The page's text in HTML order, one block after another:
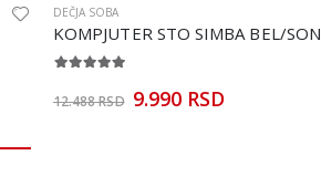
DEČJA SOBA
KOMPJUTER STO SIMBA BEL/SON
12.488 RSD 9.990 RSD
KLUB STO AVA BEL/CRN